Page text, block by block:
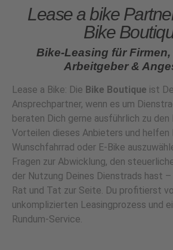
Lease a bike
Bike
Bike-Leasing für
Arbeitgeber &
Lease a Bike: Die Bike Boutique ist
Ansprechpartner, wenn es um
beraten Dich gerne ausführlich zu
Vorteilen dieses Anbieters und helfen
Wunschfahrrad oder E-Bike
Fragen zur Abwicklung, den
der Nutzung Deines Dienstrads hast
Rat und Tat zur Seite. Du profitierst
unkomplizierten Leasingprozess und
Rundum-Service.